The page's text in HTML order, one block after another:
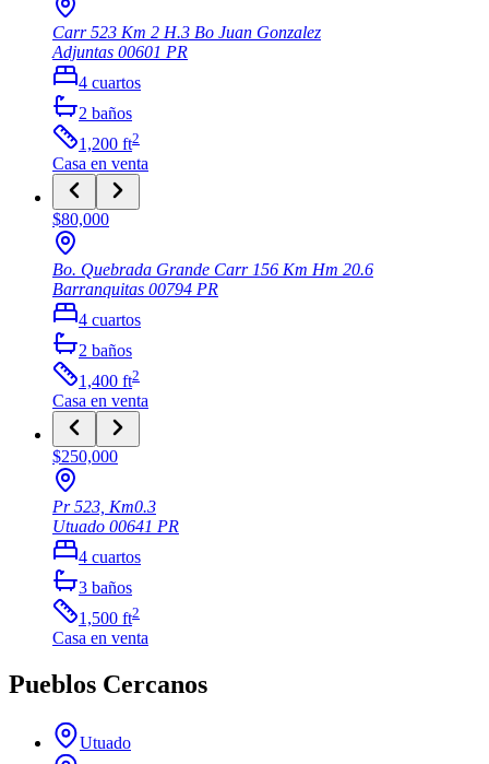
Carr 523 Km 2 H.3 Bo Juan Gonzalez
Adjuntas 00601 PR
4 cuartos
2 baños
1,200 ft2
Casa en venta
$80,000
Bo. Quebrada Grande Carr 156 Km Hm 20.6
Barranquitas 00794 PR
4 cuartos
2 baños
1,400 ft2
Casa en venta
$250,000
Pr 523, Km0.3
Utuado 00641 PR
4 cuartos
3 baños
1,500 ft2
Casa en venta
Pueblos Cercanos
Utuado